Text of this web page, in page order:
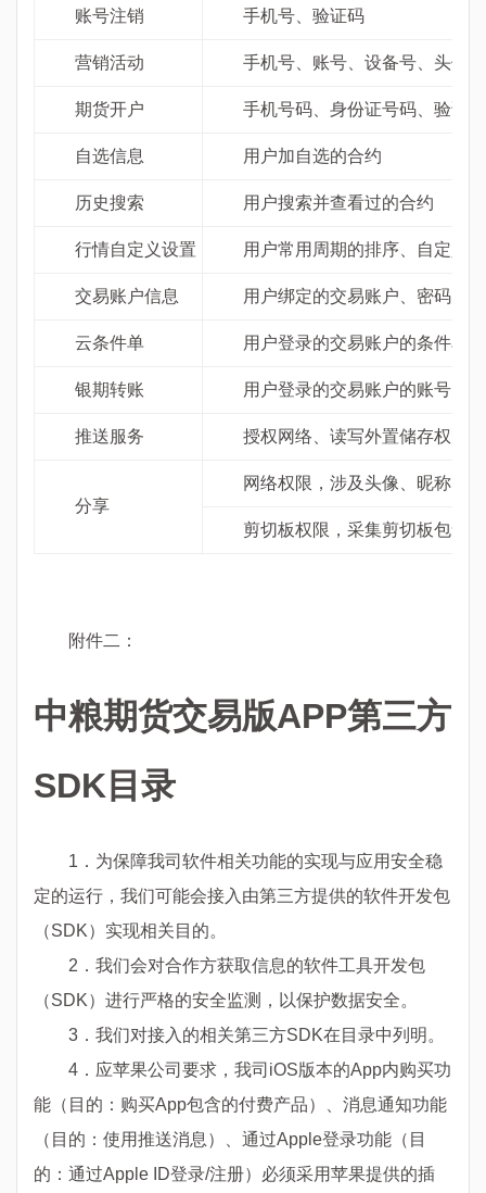
账号注销 手机号、验证码
营销活动 手机号、账号、设备号、头像
期货开户 手机号码、身份证号码、验证
自选信息 用户加自选的合约
历史搜索 用户搜索并查看过的合约
行情自定义设置 用户常用周期的排序、自定义
交易账户信息 用户绑定的交易账户、密码、
云条件单 用户登录的交易账户的条件单
银期转账 用户登录的交易账户的账号、
推送服务 授权网络、读写外置储存权限
分享
网络权限，涉及头像、昵称、
剪切板权限，采集剪切板包含
附件二：
中粮期货交易版APP第三方
SDK目录
1．为保障我司软件相关功能的实现与应用安全稳
定的运行，我们可能会接入由第三方提供的软件开发包
（SDK）实现相关目的。
2．我们会对合作方获取信息的软件工具开发包
（SDK）进行严格的安全监测，以保护数据安全。
3．我们对接入的相关第三方SDK在目录中列明。
4．应苹果公司要求，我司iOS版本的App内购买功
能（目的：购买App包含的付费产品）、消息通知功能
（目的：使用推送消息）、通过Apple登录功能（目
的：通过Apple ID登录/注册）必须采用苹果提供的插